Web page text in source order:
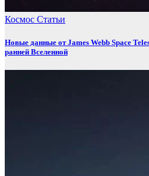
Космос Статьи
Новые данные от James Webb Space
ранней Вселенной